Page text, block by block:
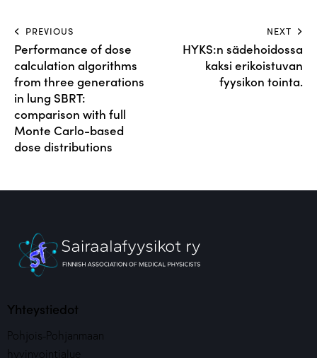
PREVIOUS
Performance of dose
calculation algorithms
from three generations
in lung SBRT:
comparison with full
Monte Carlo-based
dose distributions
NEXT
HYKS:n sädehoidossa
kaksi erikoistuvan
fyysikon tointa.
Yhteystiedot
Pohjois-Pohjanmaan
hyvinvointialue